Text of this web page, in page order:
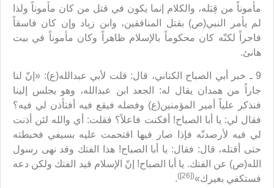
مأموناً من قِبَله، والكلام إنما يكون في قتل من كان مأموناً ولذا
لم يأمر النبي(ص) بقتل المنافقين، وابن زياد وإن كان فاسقاً
فاجراً لكنّه كان محكوماً بالإسلام ظاهراً وكان مأموناً في بيت
هانئ.
9 ـ خبر أبي الصباح الكناني، قال: قلت لأبي عبدالله(ع): «إنّ لنا
جاراً من همدان يقال له: الجعد ابن عبدالله، وهو يجلس إلينا
فنذكر علياً أمير المؤمنين(ع) وفضله فيقع فيه أفتأذن لي فيه؟
فقال لي: يا أبا الصباح! أفكنت فاعلاً؟ فقلت: أي والله لئن أذنت
لي فيه لأرصدنّه فإذا صار فيها اقتحمت عليه بسيفي فخبطته
حتى أقتله، قال: فقال: يا أبا الصباح! هذا الفتك وقد نهى رسول
الله(ص) عن الفتك. يا أبا الصباح! إنّ الإسلام قيد الفتك ولكن دعه
فستكفي بغيرك»([26])
.